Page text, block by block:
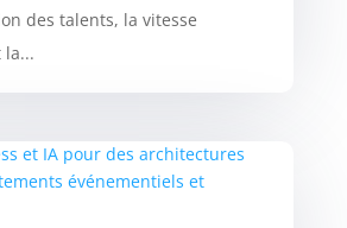
des talents, la vitesse
la...